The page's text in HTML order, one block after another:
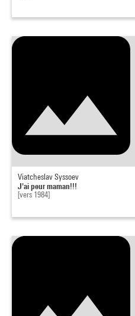
Viatcheslav Syssoev
J'ai peur maman!!!
[vers 1984]